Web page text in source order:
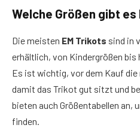
Welche Größen gibt es
Die meisten EM Trikots sind in
erhältlich, von Kindergrößen bis
Es ist wichtig, vor dem Kauf die
damit das Trikot gut sitzt und
bieten auch Größentabellen an,
finden.